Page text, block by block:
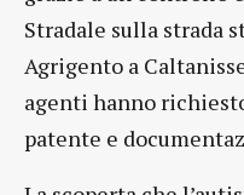
Stradale sulla strada
Agrigento a
agenti hanno
patente e